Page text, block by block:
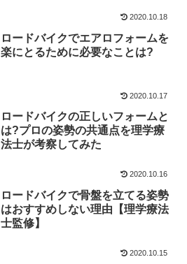
2020.10.18
ロードバイクでエアロフォームを
楽にとるために必要なことは?
2020.10.17
ロードバイクの正しいフォームと
は?プロの姿勢の共通点を理学療
法士が考察してみた
2020.10.16
ロードバイクで骨盤を立てる姿勢
はおすすめしない理由【理学療法
士監修】
2020.10.15